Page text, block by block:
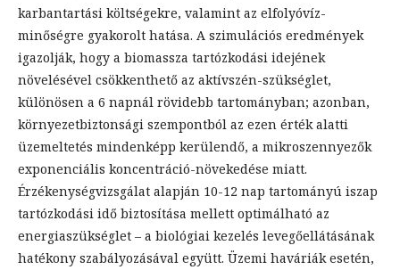
karbantartási költségekre, valamint az elfolyóvíz-
minőségre gyakorolt hatása. A szimulációs eredmények
igazolják, hogy a biomassza tartózkodási idejének
növelésével csökkenthető az aktívszén-szükséglet,
különösen a 6 napnál rövidebb tartományban; azonban,
környezetbiztonsági szempontból az ezen érték alatti
üzemeltetés mindenképp kerülendő, a mikroszennyezők
exponenciális koncentráció-növekedése miatt.
Érzékenységvizsgálat alapján 10-12 nap tartományú iszap
tartózkodási idő biztosítása mellett optimálható az
energiaszükséglet – a biológiai kezelés levegőellátásának
hatékony szabályozásával együtt. Üzemi haváriák esetén,